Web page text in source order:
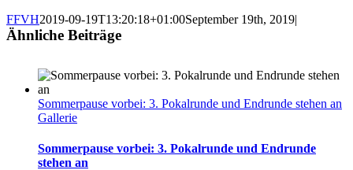
FFVH2019-09-19T13:20:18+01:00September 19th, 2019|
Ähnliche Beiträge
Sommerpause vorbei: 3. Pokalrunde und Endrunde stehen an
Gallerie
Sommerpause vorbei: 3. Pokalrunde und Endrunde
stehen an